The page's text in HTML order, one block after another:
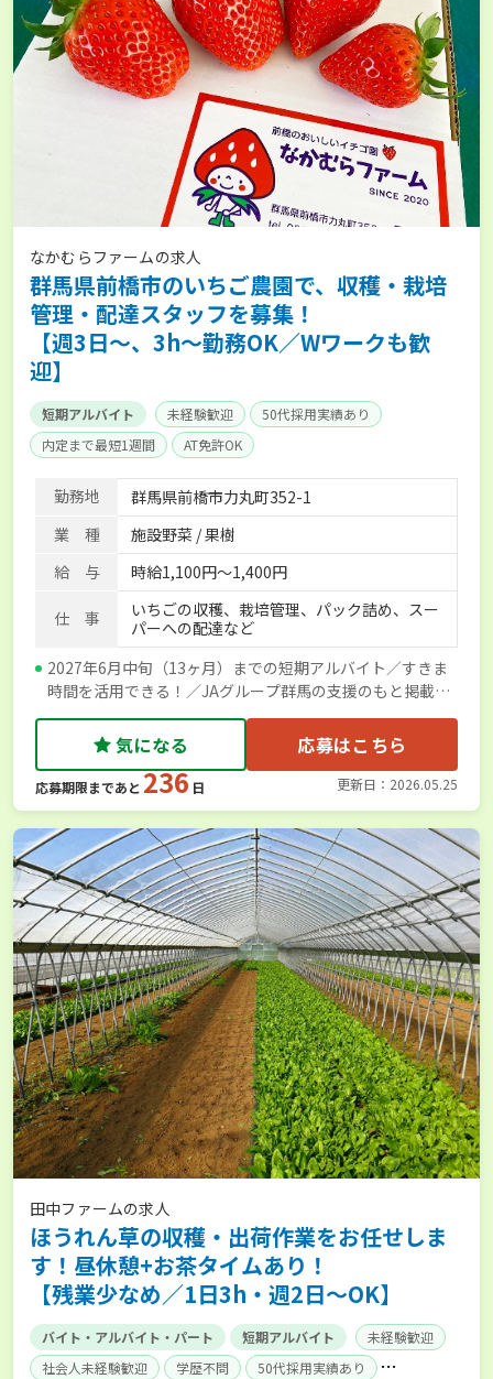
なかむらファームの求人
群馬県前橋市のいちご農園で、収穫・栽培
管理・配達スタッフを募集！
【週3日～、3h～勤務OK／Wワークも歓
迎】
短期アルバイト 未経験歓迎
50代採用実績あり
内定まで最短1週間
AT免許OK
勤務地
群馬県前橋市力丸町352-1
業 種
施設野菜 / 果樹
給 与
時給1,100円～1,400円
仕 事
いちごの収穫、栽培管理、パック詰め、スー
パーへの配達など
2027年6月中旬（13ヶ月）までの短期アルバイト／すきま
時間を活用できる！／JAグループ群馬の支援のもと掲載し
ています
気になる 応募はこちら
応募期限まであと 236 日 更新日：2026.05.25
田中ファームの求人
ほうれん草の収穫・出荷作業をお任せしま
す！昼休憩+お茶タイムあり！
【残業少なめ／1日3h・週2日～OK】
バイト・アルバイト・パート 短期アルバイト
未経験歓迎
社会人未経験歓迎
学歴不問
50代採用実績あり